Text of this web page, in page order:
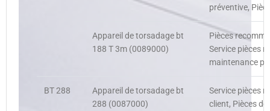
préventive,
Appareil de torsadage bt
188 T 3m (0089000)
Pièces
Service pièces
maintenance
BT 288
Appareil de torsadage bt
288 (0087000)
Service pièces
client, Pièces